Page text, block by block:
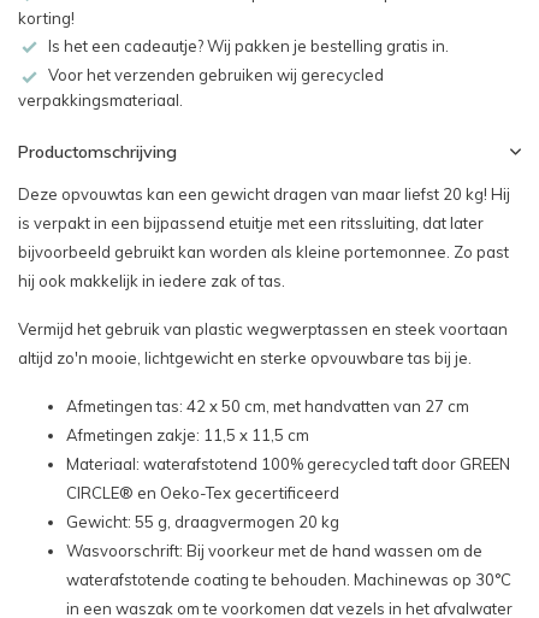
korting!
Is het een cadeautje? Wij pakken je bestelling gratis in.
Voor het verzenden gebruiken wij gerecycled
verpakkingsmateriaal.
Productomschrijving
Deze opvouwtas kan een gewicht dragen van maar liefst 20 kg! Hij
is verpakt in een bijpassend etuitje met een ritssluiting, dat later
bijvoorbeeld gebruikt kan worden als kleine portemonnee. Zo past
hij ook makkelijk in iedere zak of tas.
Vermijd het gebruik van plastic wegwerptassen en steek voortaan
altijd zo'n mooie, lichtgewicht en sterke opvouwbare tas bij je.
Afmetingen tas: 42 x 50 cm, met handvatten van 27 cm
Afmetingen zakje: 11,5 x 11,5 cm
Materiaal: waterafstotend 100% gerecycled taft door GREEN
CIRCLE® en Oeko-Tex gecertificeerd
Gewicht: 55 g, draagvermogen 20 kg
Wasvoorschrift: Bij voorkeur met de hand wassen om de
waterafstotende coating te behouden. Machinewas op 30°C
in een waszak om te voorkomen dat vezels in het afvalwater